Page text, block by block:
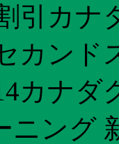
引カナ
カンド
カナ
ニング